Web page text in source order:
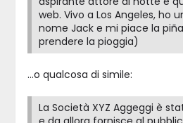
web. Vivo a Los Angeles, ho
nome Jack e mi piace la
prendere la pioggia)
…o qualcosa di simile:
La Società XYZ Aggeggi è